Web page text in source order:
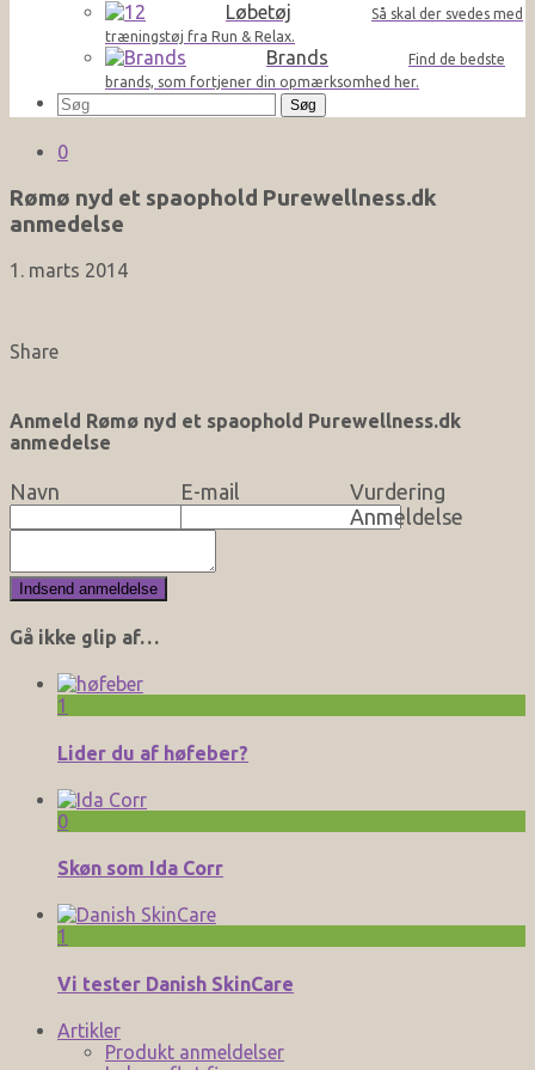
Løbetøj
Så skal der svedes med
træningstøj fra Run & Relax.
Brands
Find de bedste
brands, som fortjener din opmærksomhed her.
Søg
efter:
0
Rømø nyd et spaophold Purewellness.dk
anmedelse
1. marts 2014
Share
Anmeld Rømø nyd et spaophold Purewellness.dk
anmedelse
Navn E-mail
Vurdering
Anmeldelse
Gå ikke glip af…
1
Lider du af høfeber?
0
Skøn som Ida Corr
1
Vi tester Danish SkinCare
Artikler
Produkt anmeldelser